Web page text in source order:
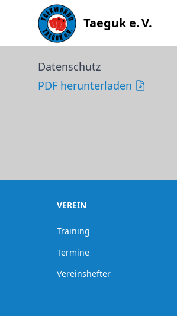
Taeguk e. V.
Datenschutz
PDF herunterladen
VEREIN
Training
Termine
Vereinshefter